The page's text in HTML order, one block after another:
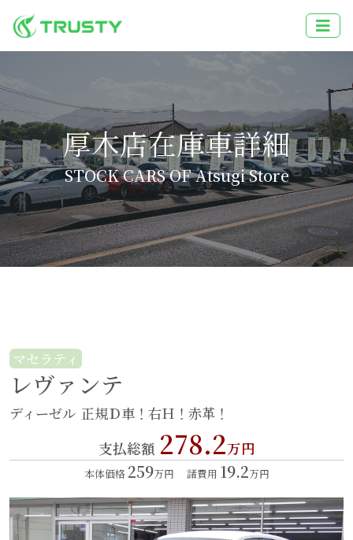
厚木店在庫車詳細
STOCK CARS OF Atsugi Store
マセラティ
レヴァンテ
ディーゼル 正規Ｄ車！右Ｈ！赤革！
支払総額 278.2万円
本体価格 259万円 諸費用 19.2万円